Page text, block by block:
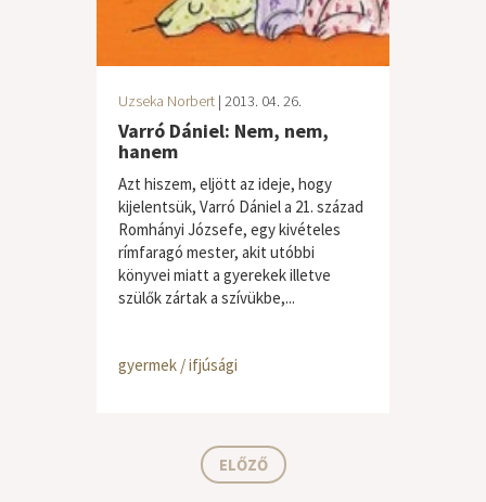
Uzseka Norbert | 2013. 04. 26.
Varró Dániel: Nem, nem,
hanem
Azt hiszem, eljött az ideje, hogy
kijelentsük, Varró Dániel a 21. század
Romhányi Józsefe, egy kivételes
rímfaragó mester, akit utóbbi
könyvei miatt a gyerekek illetve
szülők zártak a szívükbe,...
gyermek / ifjúsági
ELŐZŐ